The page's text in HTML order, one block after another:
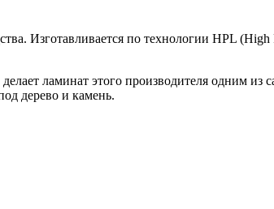
Изготавливается по технологии HPL
ламинат этого производителя одним
дерево и камень.